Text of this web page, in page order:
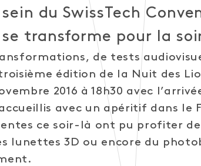
du SwissTech
transforme pour la
de tests
édition de la Nuit des
2016 à 18h30 avec
avec un apéritif dans le
ce soir-là ont pu profiter de
lunettes 3D ou encore du